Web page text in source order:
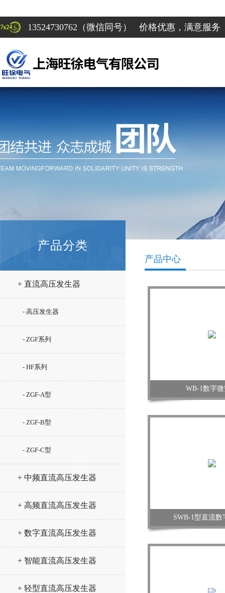
13524730762（微信同号） 价格优惠，满意服务
产品分类
+ 直流高压发生器
- 高压发生器
- ZGF系列
- HF系列
- ZGF-A型
- ZGF-B型
- ZGF-C型
+ 中频直流高压发生器
+ 高频直流高压发生器
+ 数字直流高压发生器
+ 智能直流高压发生器
+ 轻型直流高压发生器
产品中心
WB-1数字
SWB-1型直流数